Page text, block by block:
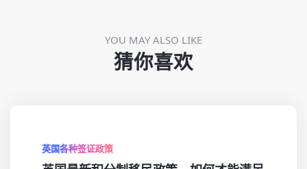
YOU MAY ALSO LIKE
猜你喜欢
英国各种签证政策